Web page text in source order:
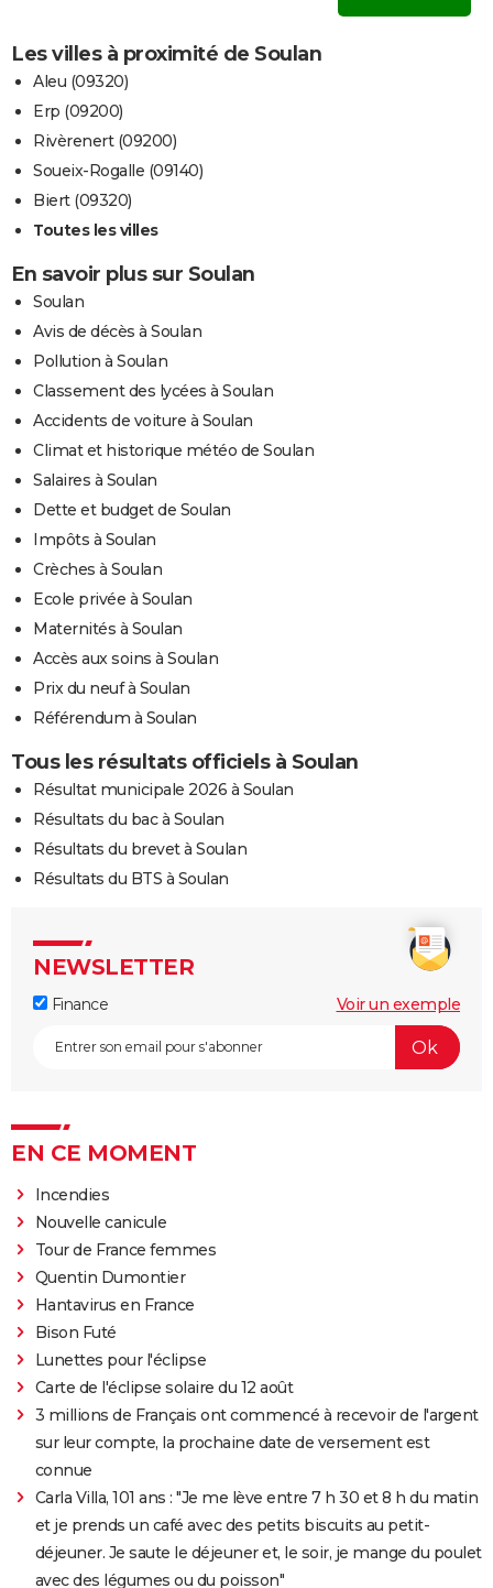
Les villes à proximité de Soulan
Aleu (09320)
Erp (09200)
Rivèrenert (09200)
Soueix-Rogalle (09140)
Biert (09320)
Toutes les villes
En savoir plus sur Soulan
Soulan
Avis de décès à Soulan
Pollution à Soulan
Classement des lycées à Soulan
Accidents de voiture à Soulan
Climat et historique météo de Soulan
Salaires à Soulan
Dette et budget de Soulan
Impôts à Soulan
Crèches à Soulan
Ecole privée à Soulan
Maternités à Soulan
Accès aux soins à Soulan
Prix du neuf à Soulan
Référendum à Soulan
Tous les résultats officiels à Soulan
Résultat municipale 2026 à Soulan
Résultats du bac à Soulan
Résultats du brevet à Soulan
Résultats du BTS à Soulan
NEWSLETTER
Finance Voir un exemple
EN CE MOMENT
Incendies
Nouvelle canicule
Tour de France femmes
Quentin Dumontier
Hantavirus en France
Bison Futé
Lunettes pour l'éclipse
Carte de l'éclipse solaire du 12 août
3 millions de Français ont commencé à recevoir de l'argent
sur leur compte, la prochaine date de versement est
connue
Carla Villa, 101 ans : "Je me lève entre 7 h 30 et 8 h du matin
et je prends un café avec des petits biscuits au petit-
déjeuner. Je saute le déjeuner et, le soir, je mange du poulet
avec des légumes ou du poisson"